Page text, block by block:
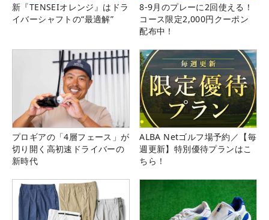
新『TENSEIオレンジ』はドラ
イバーシャフトの“最適解”
8-9月のプレーに2回使える！
コース限定2,000円クーポン
配布中！
プロギアの「4層フェース」が
切り開く高初速ドライバーの
新時代
ALBA Netゴルフ場予約／【毎
週更新】特別優待プランはこ
ちら！